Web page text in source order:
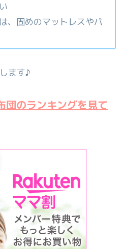
、固めのマットレスやバ
ます♪
団のランキングを見て